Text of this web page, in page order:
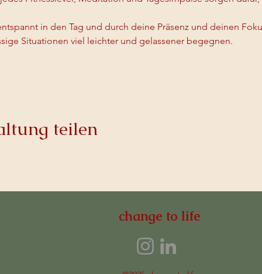
in den Tag und durch deine Präsenz und deinen
Situationen viel leichter und gelassener begegnen.
teilen
change to life